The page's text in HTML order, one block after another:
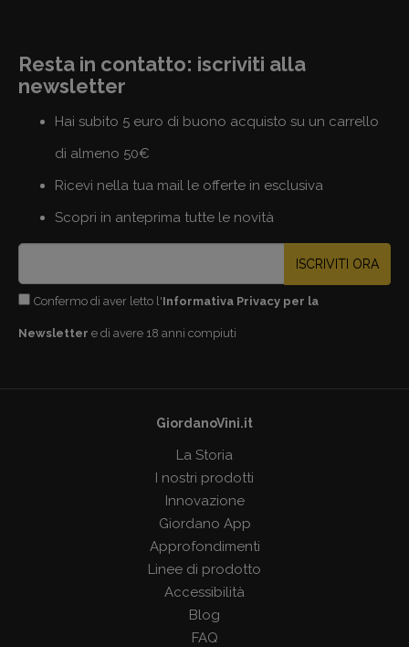
Resta in contatto: iscriviti alla
newsletter
Hai subito 5 euro di buono acquisto su un carrello
di almeno 50€
Ricevi nella tua mail le offerte in esclusiva
Scopri in anteprima tutte le novità
ISCRIVITI ORA
Confermo di aver letto l'Informativa Privacy per la
Newsletter e di avere 18 anni compiuti
GiordanoVini.it
La Storia
I nostri prodotti
Innovazione
Giordano App
Approfondimenti
Linee di prodotto
Accessibilità
Blog
FAQ